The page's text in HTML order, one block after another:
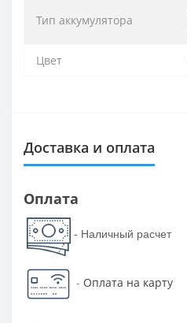
Тип аккумулятора
Цвет
Доставка и оплата
Оплата
- Наличный расчет
- Оплата на карту